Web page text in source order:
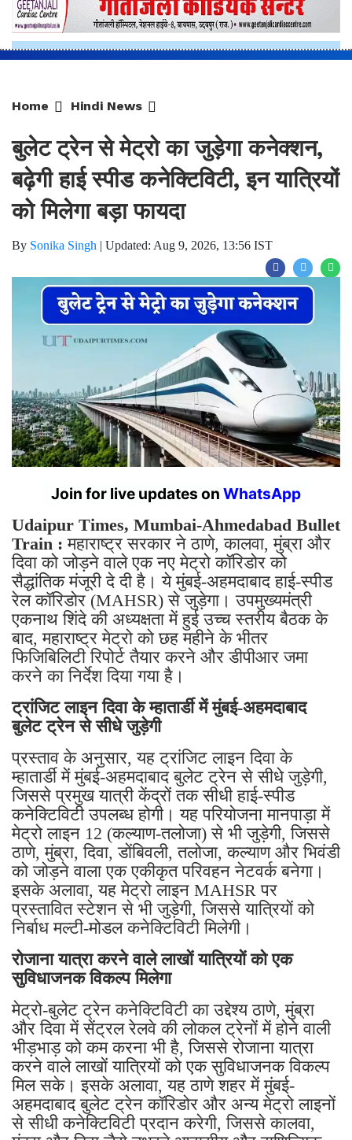
बुलेट ट्रेन से मेट्रो का जुड़ेगा कनेक्शन,
बढ़ेगी हाई स्पीड कनेक्टिविटी, इन यात्रियों
को मिलेगा बड़ा फायदा
BySonika Singh |Updated: Aug 9, 2026, 13:56 IST
Join for live updates onWhatsApp
Udaipur Times, Mumbai-Ahmedabad Bullet
Train :
महाराष्ट्र सरकार ने ठाणे, कालवा, मुंब्रा और
दिवा को जोड़ने वाले एक नए मेट्रो कॉरिडोर को
सैद्धांतिक मंजूरी दे दी है। ये मुंबई-अहमदाबाद हाई-स्पीड
रेल कॉरिडोर (MAHSR) से जुड़ेगा। उपमुख्यमंत्री
एकनाथ शिंदे की अध्यक्षता में हुई उच्च स्तरीय बैठक के
बाद, महाराष्ट्र मेट्रो को छह महीने के भीतर
फिजिबिलिटी रिपोर्ट तैयार करने और डीपीआर जमा
करने का निर्देश दिया गया है।
ट्रांजिट लाइन दिवा के म्हातार्डी में मुंबई-अहमदाबाद
बुलेट ट्रेन से सीधे जुड़ेगी
प्रस्ताव के अनुसार, यह ट्रांजिट लाइन दिवा के
म्हातार्डी में मुंबई-अहमदाबाद बुलेट ट्रेन से सीधे जुड़ेगी,
जिससे प्रमुख यात्री केंद्रों तक सीधी हाई-स्पीड
कनेक्टिविटी उपलब्ध होगी। यह परियोजना मानपाड़ा में
मेट्रो लाइन 12 (कल्याण-तलोजा) से भी जुड़ेगी, जिससे
ठाणे, मुंब्रा, दिवा, डोंबिवली, तलोजा, कल्याण और भिवंडी
को जोड़ने वाला एक एकीकृत परिवहन नेटवर्क बनेगा।
इसके अलावा, यह मेट्रो लाइन MAHSR पर
प्रस्तावित स्टेशन से भी जुड़ेगी, जिससे यात्रियों को
निर्बाध मल्टी-मोडल कनेक्टिविटी मिलेगी।
रोजाना यात्रा करने वाले लाखों यात्रियों को एक
सुविधाजनक विकल्प मिलेगा
मेट्रो-बुलेट ट्रेन कनेक्टिविटी का उद्देश्य ठाणे, मुंब्रा
और दिवा में सेंट्रल रेलवे की लोकल ट्रेनों में होने वाली
भीड़भाड़ को कम करना भी है, जिससे रोजाना यात्रा
करने वाले लाखों यात्रियों को एक सुविधाजनक विकल्प
मिल सके। इसके अलावा, यह ठाणे शहर में मुंबई-
अहमदाबाद बुलेट ट्रेन कॉरिडोर और अन्य मेट्रो लाइनों
से सीधी कनेक्टिविटी प्रदान करेगी, जिससे कालवा,
मुंब्रा और दिवा जैसे उभरते आवासीय और वाणिज्यिक
क्षेत्रों में रियल एस्टेट और व्यवसायों को बढ़ावा मिलेगा।